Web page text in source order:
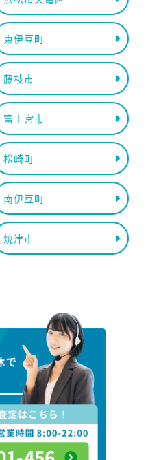
東伊豆町
藤枝市
富士宮市
松崎町
南伊豆町
焼津市